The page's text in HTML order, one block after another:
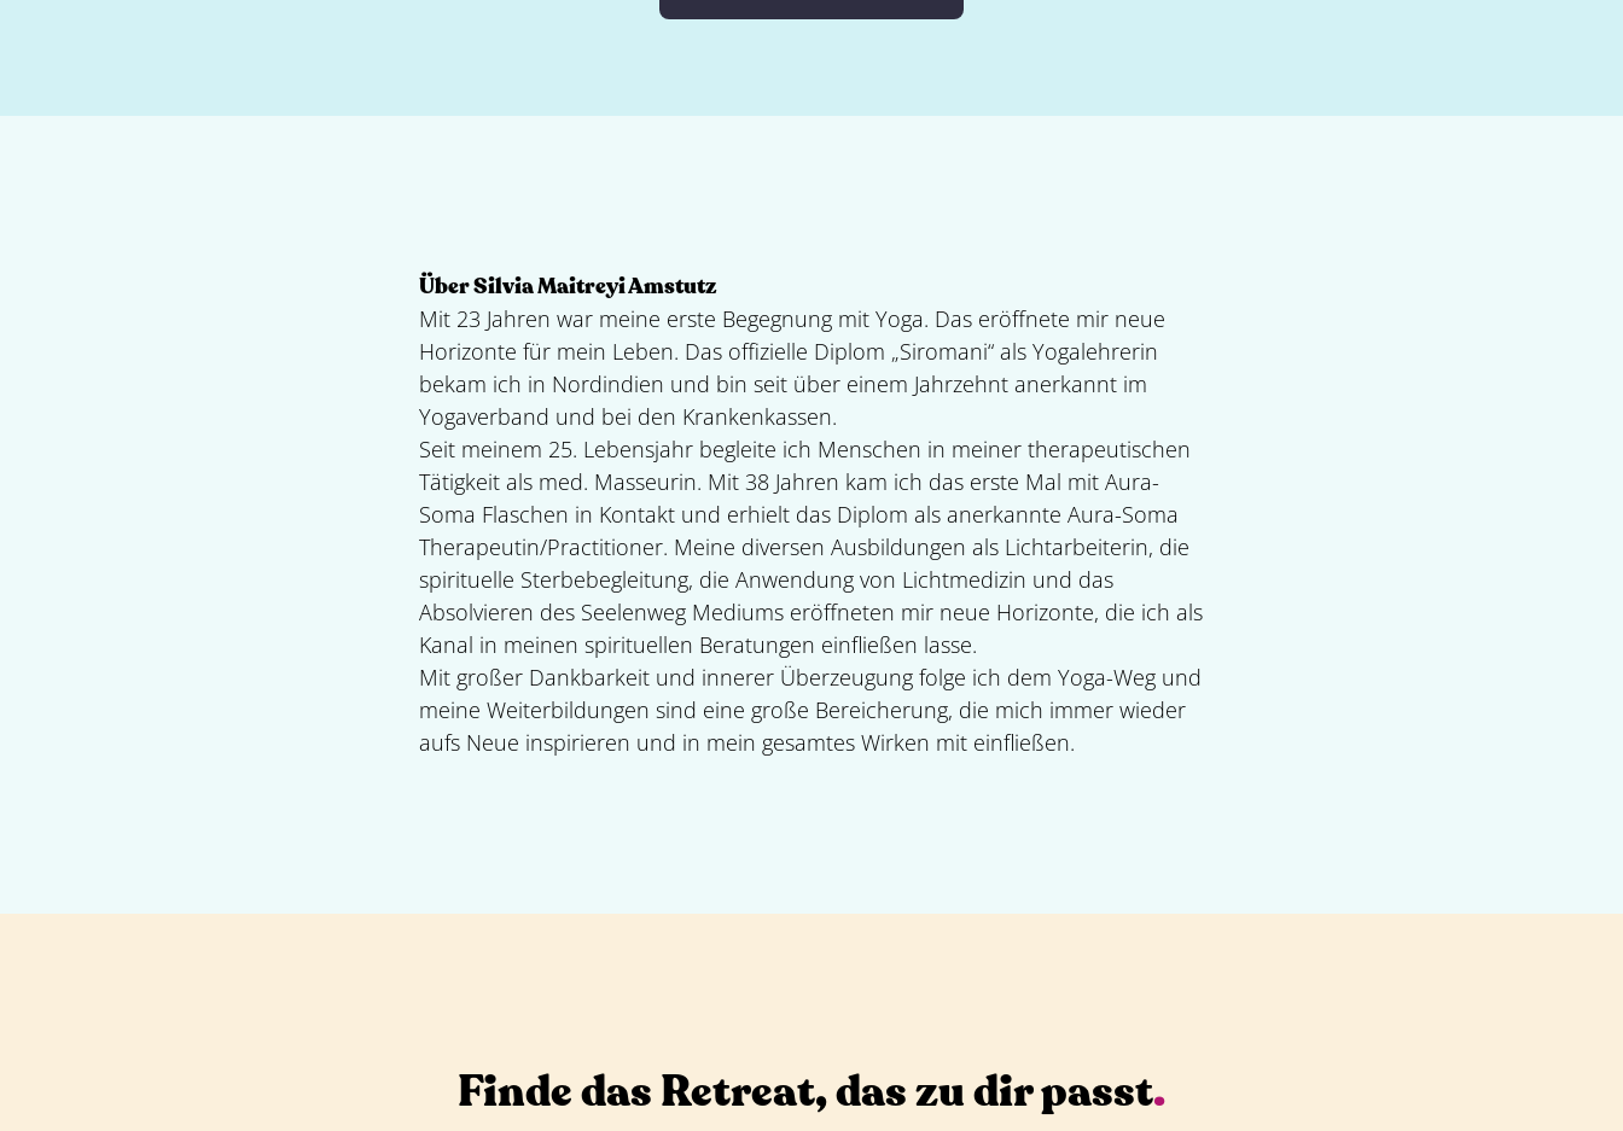
Über Silvia Maitreyi Amstutz
Mit 23 Jahren war meine erste Begegnung mit Yoga. Das eröffnete mir neue
Horizonte für mein Leben. Das offizielle Diplom „Siromani“ als Yogalehrerin
bekam ich in Nordindien und bin seit über einem Jahrzehnt anerkannt im
Yogaverband und bei den Krankenkassen.
Seit meinem 25. Lebensjahr begleite ich Menschen in meiner therapeutischen
Tätigkeit als med. Masseurin. Mit 38 Jahren kam ich das erste Mal mit Aura-
Soma Flaschen in Kontakt und erhielt das Diplom als anerkannte Aura-Soma
Therapeutin/Practitioner. Meine diversen Ausbildungen als Lichtarbeiterin, die
spirituelle Sterbebegleitung, die Anwendung von Lichtmedizin und das
Absolvieren des Seelenweg Mediums eröffneten mir neue Horizonte, die ich als
Kanal in meinen spirituellen Beratungen einfließen lasse.
​Mit großer Dankbarkeit und innerer Überzeugung folge ich dem Yoga-Weg und
meine Weiterbildungen sind eine große Bereicherung, die mich immer wieder
aufs Neue inspirieren und in mein gesamtes Wirken mit einfließen.
Finde das Retreat, das zu dir passt.